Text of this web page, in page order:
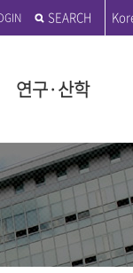
SEARCH
2035
학원
규정안내
세칙안내
연구·산학
의시설
설
리팀